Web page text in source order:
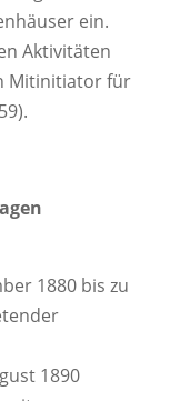
ein.
Aktivitäten
Mitinitiator für
1880 bis zu
1890